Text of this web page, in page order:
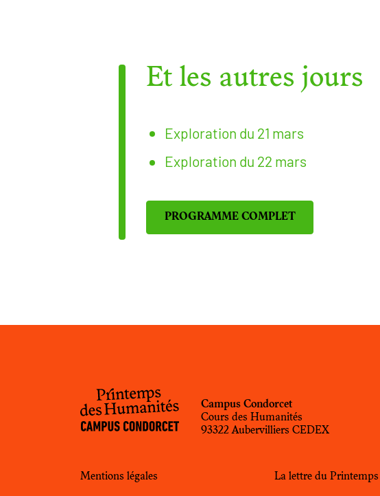
Et les autres jours
Exploration du 21 mars
Exploration du 22 mars
PROGRAMME COMPLET
Campus Condorcet
Cours des Humanités
93322 Aubervilliers CEDEX
Mentions légales La lettre du Printemps